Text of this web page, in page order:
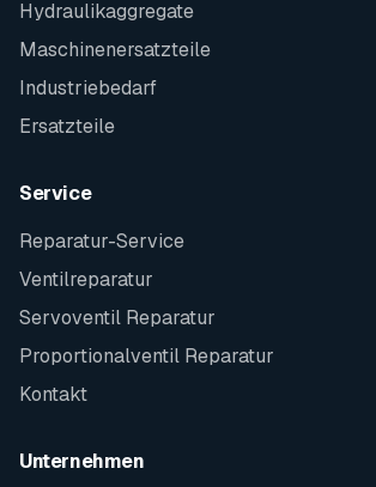
Hydraulikaggregate
Maschinenersatzteile
Industriebedarf
Ersatzteile
Service
Reparatur-Service
Ventilreparatur
Servoventil Reparatur
Proportionalventil Reparatur
Kontakt
Unternehmen